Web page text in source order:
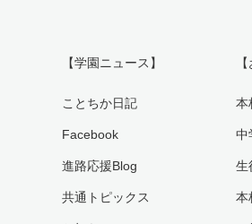
【学園ニュース】
ことちか日記
Facebook
進路応援Blog
共通トピックス
本
中
生
本